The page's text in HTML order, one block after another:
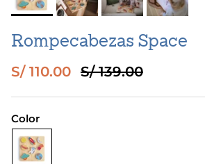
Rompecabezas Space
Precio de venta
S/ 110.00 Precio normal
S/ 139.00
Color